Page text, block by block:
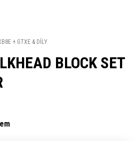
+ GTXE & DÍLY
BLOCK SET